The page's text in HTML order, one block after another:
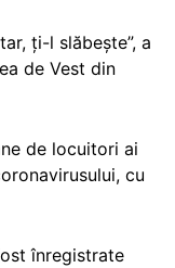
ți-l slăbește”, a
de Vest din
de locuitori ai
cu
înregistrate